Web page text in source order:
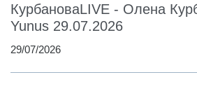
КурбановаLIVE - Олена
Yunus 29.07.2026
29/07/2026